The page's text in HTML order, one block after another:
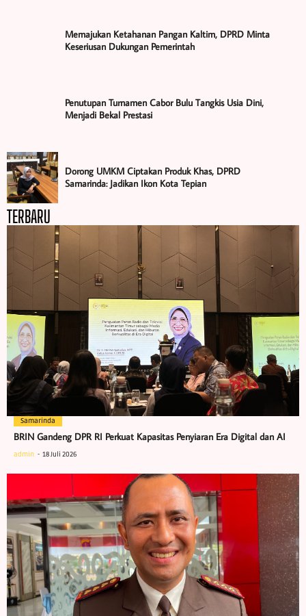
Memajukan Ketahanan Pangan Kaltim, DPRD Minta
Keseriusan Dukungan Pemerintah
Penutupan Turnamen Cabor Bulu Tangkis Usia Dini,
Menjadi Bekal Prestasi
Dorong UMKM Ciptakan Produk Khas, DPRD
Samarinda: Jadikan Ikon Kota Tepian
TERBARU
Samarinda
BRIN Gandeng DPR RI Perkuat Kapasitas Penyiaran Era Digital dan AI
admin 18 Juli 2026